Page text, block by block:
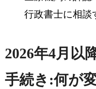
行政書士に相談
2026年4月以
手続き:何が